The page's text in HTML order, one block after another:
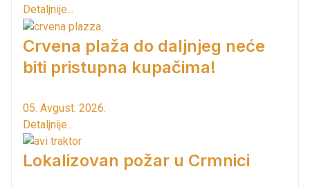
Detaljnije...
Crvena plaža do daljnjeg neće
biti pristupna kupačima!
05. Avgust. 2026.
Detaljnije...
Lokalizovan požar u Crmnici